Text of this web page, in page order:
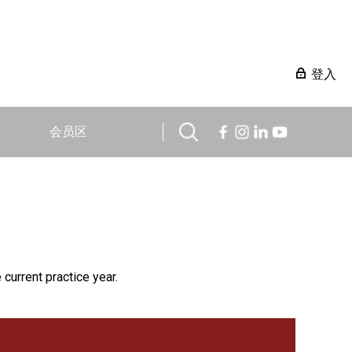
登入
会员区
practice year.